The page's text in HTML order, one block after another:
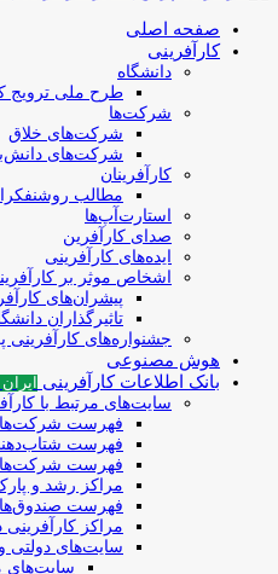
صفحه اصلی
کارآفرینی
دانشگاه
طرح ملی ترویج
شرکت‌ها
شرکت‌های خلاق
شرکت‌های
کارآفرینان
مطالب
استارت‌آپ‌ها
صدای کارآفرین
ایده‌های کارآفرینی
اشخاص موثر بر
پیشران‌های
تاثیرگذاران
جشنواره‌های
هوش مصنوعی
بانک اطلاعات کارآفرینی
سایت‌های مرتبط با
فهرست
فهرست
فهرست
مراکز رشد و
فهرست صندوق‌ها
مراکز کارآفرینی
سایت‌های دولتی
سایت‌های